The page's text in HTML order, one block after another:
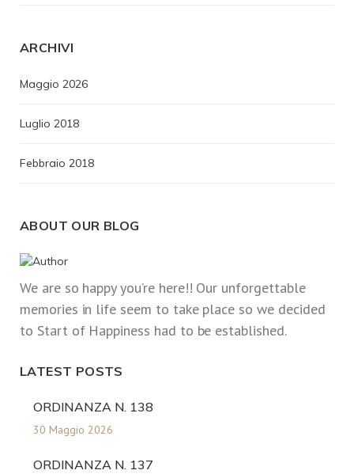
ARCHIVI
Maggio 2026
Luglio 2018
Febbraio 2018
ABOUT OUR BLOG
We are so happy you’re here!! Our unforgettable
memories in life seem to take place so we decided
to Start of Happiness had to be established.
LATEST POSTS
ORDINANZA N. 138
30 Maggio 2026
ORDINANZA N. 137